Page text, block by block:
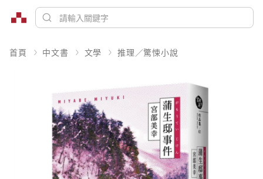
首頁 中文書 文學 推理／驚悚小說